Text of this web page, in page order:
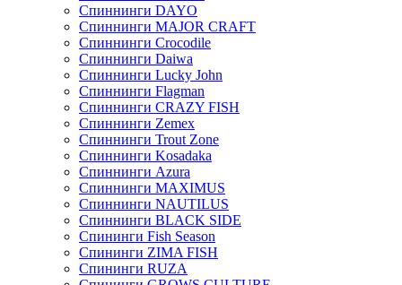
Спиннинги DAYO
Спиннинги MAJOR CRAFT
Спиннинги Crocodile
Спиннинги Daiwa
Спиннинги Lucky John
Спиннинги Flagman
Спиннинги CRAZY FISH
Спиннинги Zemex
Спиннинги Trout Zone
Спиннинги Kosadaka
Спиннинги Azura
Спиннинги MAXIMUS
Спиннинги NAUTILUS
Спиннинги BLACK SIDE
Спининги Fish Season
Спининги ZIMA FISH
Спининги RUZA